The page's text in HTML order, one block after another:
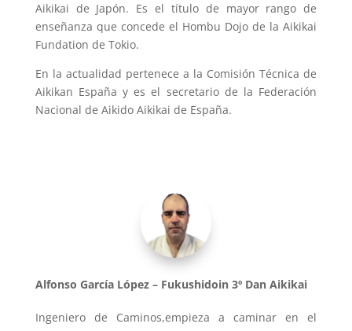
Aikikai de Japón. Es el título de mayor rango de
enseñanza que concede el Hombu Dojo de la Aikikai
Fundation de Tokio.
En la actualidad pertenece a la Comisión Técnica de
Aikikan España y es el secretario de la Federación
Nacional de Aikido Aikikai de España.
Alfonso García López – Fukushidoin 3º Dan Aikikai
Ingeniero de Caminos,empieza a caminar en el